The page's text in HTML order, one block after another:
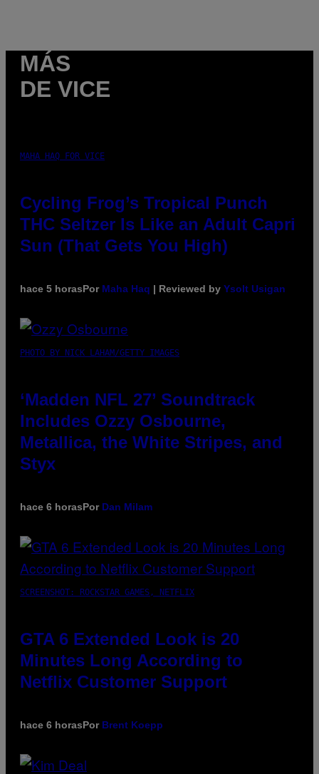
MÁS
DE VICE
MAHA HAQ FOR VICE
Cycling Frog’s Tropical Punch
THC Seltzer Is Like an Adult Capri
Sun (That Gets You High)
hace 5 horasPor Maha Haq | Reviewed by Ysolt Usigan
PHOTO BY NICK LAHAM/GETTY IMAGES
‘Madden NFL 27’ Soundtrack
Includes Ozzy Osbourne,
Metallica, the White Stripes, and
Styx
hace 6 horasPor Dan Milam
SCREENSHOT: ROCKSTAR GAMES, NETFLIX
GTA 6 Extended Look is 20
Minutes Long According to
Netflix Customer Support
hace 6 horasPor Brent Koepp